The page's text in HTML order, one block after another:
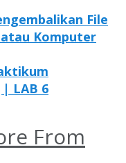
File
Komputer
LAB 6
From